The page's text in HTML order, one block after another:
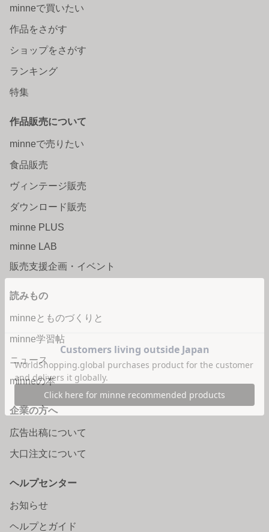
minneで買いたい
作品をさがす
ショップをさがす
ランキング
特集
作品販売について
minneで売りたい
食品販売
ヴィンテージ販売
ダウンロード販売
minne PLUS
minne LAB
販売支援企画・イベント
読みもの
minneとものづくりと
minne学習帖
ニュース
minneの本
企業の方へ
広告出稿について
大口注文について
ヘルプセンター
お知らせ
ヘルプとガイド